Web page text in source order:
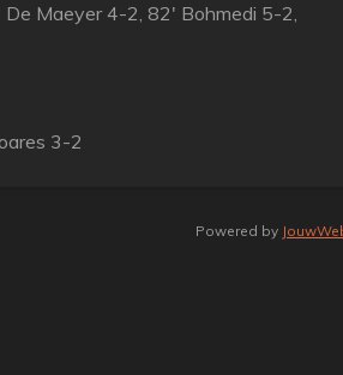
Maeyer 4-2, 82' Bohmedi 5-2,
3-2
Powered by